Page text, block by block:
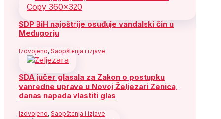
SDP BiH najoštrije osuđuje vandalski čin u
Međugorju
Izdvojeno, Saopštenja i izjave
SDA jučer glasala za Zakon o postupku
vanredne uprave u Novoj Željezari Zenica,
danas napada vlastiti glas
Izdvojeno, Saopštenja i izjave